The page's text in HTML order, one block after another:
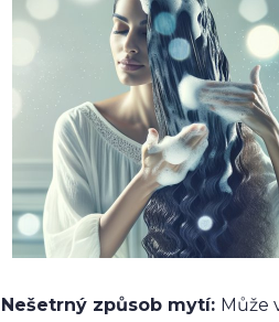
Nešetrný způsob mytí: Může